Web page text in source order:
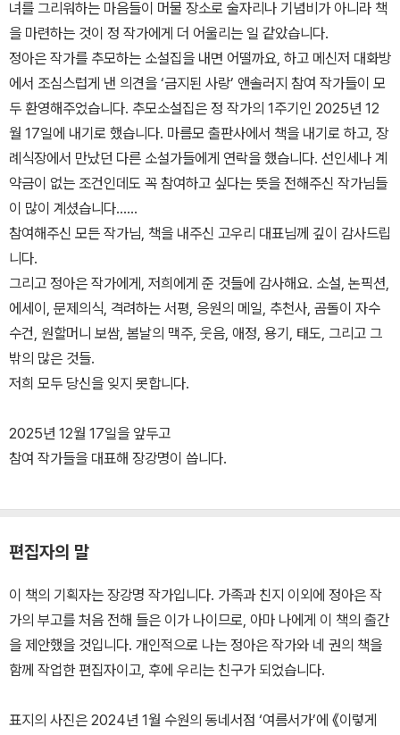
녀를 그리워하는 마음들이 머물 장소로 술자리나 기념비가 아니라 책
을 마련하는 것이 정 작가에게 더 어울리는 일 같았습니다.
정아은 작가를 추모하는 소설집을 내면 어떨까요, 하고 메신저 대화방
에서 조심스럽게 낸 의견을 ‘금지된 사랑’ 앤솔러지 참여 작가들이 모
두 환영해주었습니다. 추모소설집은 정 작가의 1주기인 2025년 12
월 17일에 내기로 했습니다. 마름모 출판사에서 책을 내기로 하고, 장
례식장에서 만났던 다른 소설가들에게 연락을 했습니다. 선인세나 계
약금이 없는 조건인데도 꼭 참여하고 싶다는 뜻을 전해주신 작가님들
이 많이 계셨습니다……
참여해주신 모든 작가님, 책을 내주신 고우리 대표님께 깊이 감사드립
니다.
그리고 정아은 작가에게, 저희에게 준 것들에 감사해요. 소설, 논픽션,
에세이, 문제의식, 격려하는 서평, 응원의 메일, 추천사, 곰돌이 자수
수건, 원할머니 보쌈, 봄날의 맥주, 웃음, 애정, 용기, 태도, 그리고 그
밖의 많은 것들.
저희 모두 당신을 잊지 못합니다.
2025년 12월 17일을 앞두고
참여 작가들을 대표해 장강명이 씁니다.
편집자의 말
이 책의 기획자는 장강명 작가입니다. 가족과 친지 이외에 정아은 작
가의 부고를 처음 전해 들은 이가 나이므로, 아마 나에게 이 책의 출간
을 제안했을 것입니다. 개인적으로 나는 정아은 작가와 네 권의 책을
함께 작업한 편집자이고, 후에 우리는 친구가 되었습니다.
표지의 사진은 2024년 1월 수원의 동네서점 ‘여름서가’에 《이렇게